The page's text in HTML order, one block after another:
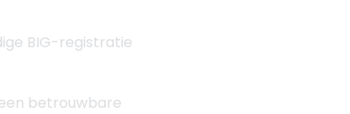
BIG-registratie
betrouwbare